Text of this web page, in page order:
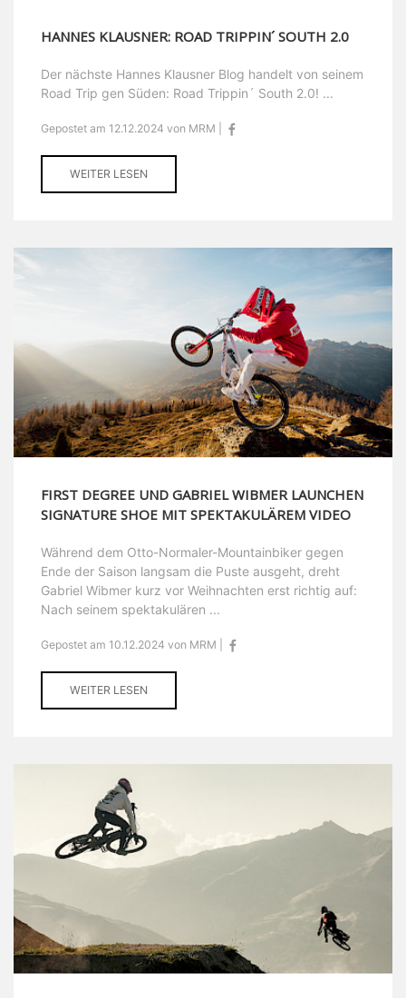
HANNES KLAUSNER: ROAD TRIPPIN´ SOUTH 2.0
Der nächste Hannes Klausner Blog handelt von seinem
Road Trip gen Süden: Road Trippin´ South 2.0! ...
Gepostet am 12.12.2024 von MRM |
WEITER LESEN
FIRST DEGREE UND GABRIEL WIBMER LAUNCHEN
SIGNATURE SHOE MIT SPEKTAKULÄREM VIDEO
Während dem Otto-Normaler-Mountainbiker gegen
Ende der Saison langsam die Puste ausgeht, dreht
Gabriel Wibmer kurz vor Weihnachten erst richtig auf:
Nach seinem spektakulären ...
Gepostet am 10.12.2024 von MRM |
WEITER LESEN